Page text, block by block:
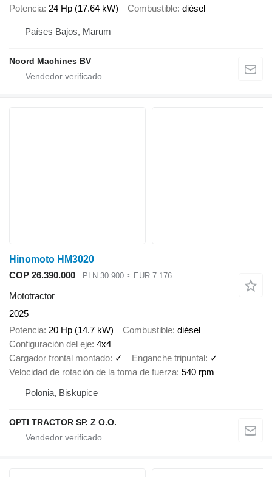
Potencia 24 Hp (17.64 kW) Combustible diésel
Países Bajos, Marum
Noord Machines BV
Hinomoto HM3020
COP 26.390.000
PLN 30.900 ≈ EUR 7.176
Mototractor
2025
Potencia 20 Hp (14.7 kW) Combustible diésel
Configuración del eje 4x4
Cargador frontal montado ✓ Enganche tripuntal ✓
Velocidad de rotación de la toma de fuerza 540 rpm
Polonia, Biskupice
OPTI TRACTOR SP. Z O.O.